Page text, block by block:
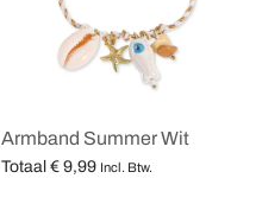
Armband Summer Wit
Totaal € 9,99 Incl. Btw.